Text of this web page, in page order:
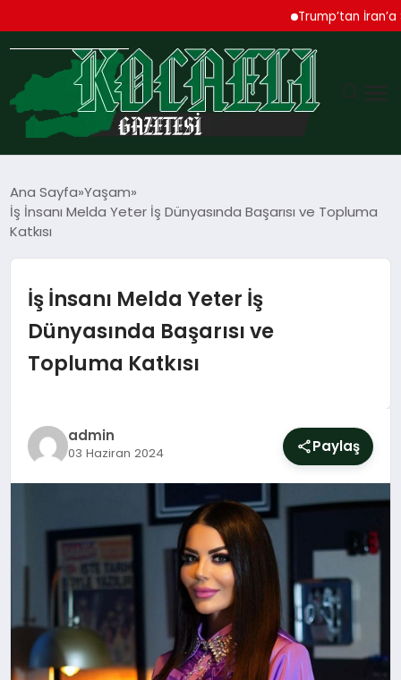
Trump’tan İran’a Sert
TEKNOLOJI
SPOR
MAGAZIN
YAŞAM
Ana Sayfa Yaşam
İş İnsanı Melda Yeter İş Dünyasında Başarısı ve Topluma
Katkısı
İş İnsanı Melda Yeter İş
Dünyasında Başarısı ve
Topluma Katkısı
admin
03 Haziran 2024 Paylaş